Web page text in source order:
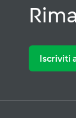
Iscriviti